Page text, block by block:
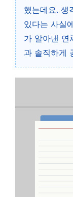
했는데요. 생
있다는 사실
가 알아낸 연
과 솔직하게